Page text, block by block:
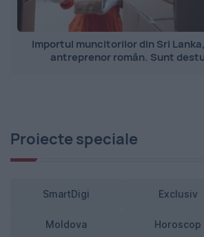
Importul muncitorilor din Sri
antreprenor român. Sunt
Proiecte speciale
SmartDigi Exclusiv
Moldova Horoscop